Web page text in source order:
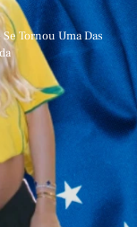
Tornou Uma Das